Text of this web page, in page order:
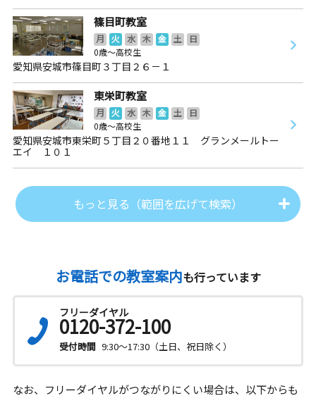
篠目町教室
月 火 水 木 金 土
日
0歳～高校生
愛知県安城市篠目町３丁目２６－１
東栄町教室
月 火 水 木 金 土
日
0歳～高校生
愛知県安城市東栄町５丁目２０番地１１ グランメールトー
エイ １０１
もっと見る（範囲を広げて検索）
お電話での教室案内も行っています
フリーダイヤル
0120-372-100
受付時間 9:30～17:30（土日、祝日除く）
なお、フリーダイヤルがつながりにくい場合は、以下からも